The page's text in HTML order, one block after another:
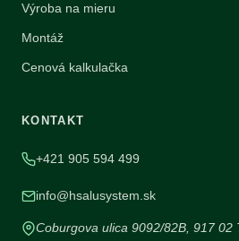
Výroba na mieru
Montáž
Cenová kalkulačka
KONTAKT
+421 905 594 499
info@hsalusystem.sk
Coburgova ulica 9092/82B, 917 02